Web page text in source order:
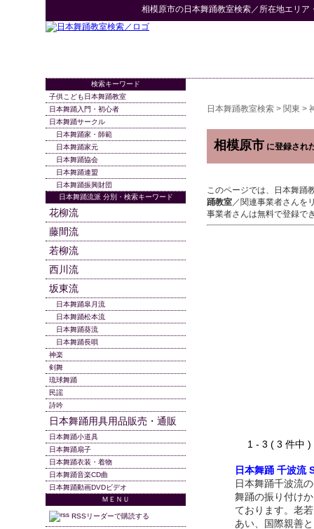
相模原市の日本舞踊教室検索／所在地エリア
日本舞踊教室検索 > 関東 >
相模原市 に登録され
このページでは、日本舞踊
踊教室／関連事業者さんを
事業者さんは無料で登録で
1 - 3 ( 3 件
日本舞踊 千波流
日本舞踊千波流
舞踊の振り付け
ております。老
あい、国際親善
検索キーワード
子供こども日本舞踊教室
日本舞踊入門・初心者
日本舞踊サークル
日本舞踊家・師範
日本舞踊家元
日本舞踊協会
日本舞踊連盟
日本舞踊振興財団
日本舞踊流派 分別・検索キーワード
花柳流
藤間流
若柳流
西川流
坂東流
日本舞踊皐月流
日本舞踊松本流
日本舞踊葵流
日本舞踊長唄
神楽
剣舞
琉球舞踊
民謡
詩吟
日本舞踊用具用品販売・通販
日本舞踊小道具
日本舞踊扇子
日本舞踊衣装・着物
日本舞踊音楽CD曲
日本舞踊動画DVDビデオ
ＭＥＮＵ
RSSリーダーで購読する